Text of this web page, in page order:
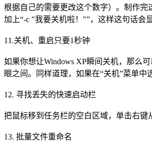
根据自己的需要更改这个数字）。制作
加上“-c "我要关机啦！"”，这样这句话会
11.关机、重启只要1秒钟
如果你想让Windows XP瞬间关机，那么
眼之间。同样道理，如果在“关机”菜单中
12. 寻找丢失的快速启动栏
把鼠标移到任务栏的空白区域，单击右键
13. 批量文件重命名